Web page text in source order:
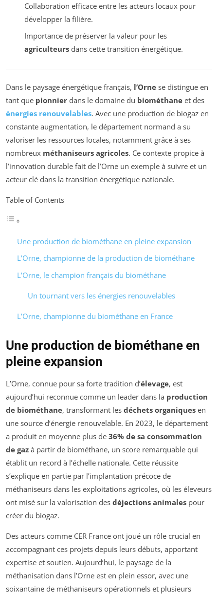
Collaboration efficace entre les acteurs locaux pour
développer la filière.
Importance de préserver la valeur pour les
agriculteursdans cette transition énergétique.
Dans le paysage énergétique français, l’Orne se distingue en
tant que pionnier dans le domaine du biométhane et des
énergies renouvelables. Avec une production de biogaz en
constante augmentation, le département normand a su
valoriser les ressources locales, notamment grâce à ses
nombreux méthaniseurs agricoles. Ce contexte propice à
l’innovation durable fait de l’Orne un exemple à suivre et un
acteur clé dans la transition énergétique nationale.
Table of Contents
Une production de biométhane en pleine expansion
L’Orne, championne de la production de biométhane
L’Orne, le champion français du biométhane
Un tournant vers les énergies renouvelables
L’Orne, championne du biométhane en France
Une production de biométhane en
pleine expansion
L’Orne, connue pour sa forte tradition d’élevage, est
aujourd’hui reconnue comme un leader dans la production
de biométhane, transformant les déchets organiques en
une source d’énergie renouvelable. En 2023, le département
a produit en moyenne plus de 36% de sa consommation
de gaz à partir de biométhane, un score remarquable qui
établit un record à l’échelle nationale. Cette réussite
s’explique en partie par l’implantation précoce de
méthaniseurs dans les exploitations agricoles, où les éleveurs
ont misé sur la valorisation des déjections animales pour
créer du biogaz.
Des acteurs comme CER France ont joué un rôle crucial en
accompagnant ces projets depuis leurs débuts, apportant
expertise et soutien. Aujourd’hui, le paysage de la
méthanisation dans l’Orne est en plein essor, avec une
soixantaine de méthaniseurs opérationnels et plusieurs